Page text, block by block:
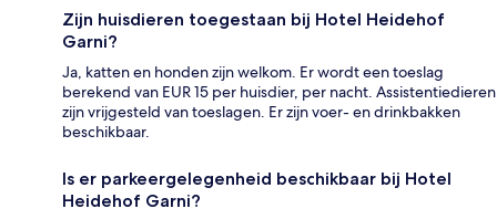
Zijn huisdieren toegestaan bij Hotel Heidehof
Garni?
Ja, katten en honden zijn welkom. Er wordt een toeslag
berekend van EUR 15 per huisdier, per nacht. Assistentiedieren
zijn vrijgesteld van toeslagen. Er zijn voer- en drinkbakken
beschikbaar.
Is er parkeergelegenheid beschikbaar bij Hotel
Heidehof Garni?